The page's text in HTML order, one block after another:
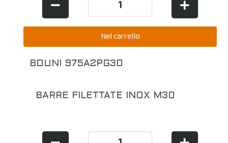
BOUNI 975A2PG30
BARRE FILETTATE INOX M30